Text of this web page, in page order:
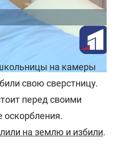
на камеры
свою сверстницу.
перед своими
оскорбления.
на землю и избили.